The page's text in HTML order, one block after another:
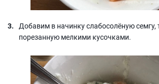
Добавим в начинку слабосолёную семгу,
порезанную мелкими кусочками.